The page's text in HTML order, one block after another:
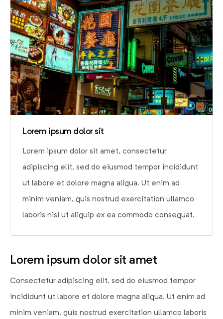
Lorem ipsum dolor sit
Lorem ipsum dolor sit amet, consectetur
adipiscing elit, sed do eiusmod tempor incididunt
ut labore et dolore magna aliqua. Ut enim ad
minim veniam, quis nostrud exercitation ullamco
laboris nisi ut aliquip ex ea commodo consequat.
Lorem ipsum dolor sit amet
Consectetur adipiscing elit, sed do eiusmod tempor
incididunt ut labore et dolore magna aliqua. Ut enim ad
minim veniam, quis nostrud exercitation ullamco laboris